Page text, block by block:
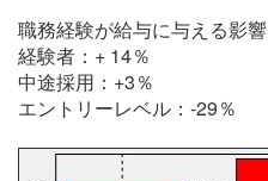
職務経験が給与に与える影響
経験者：+ 14％
中途採用：+3％
エントリーレベル：-29％